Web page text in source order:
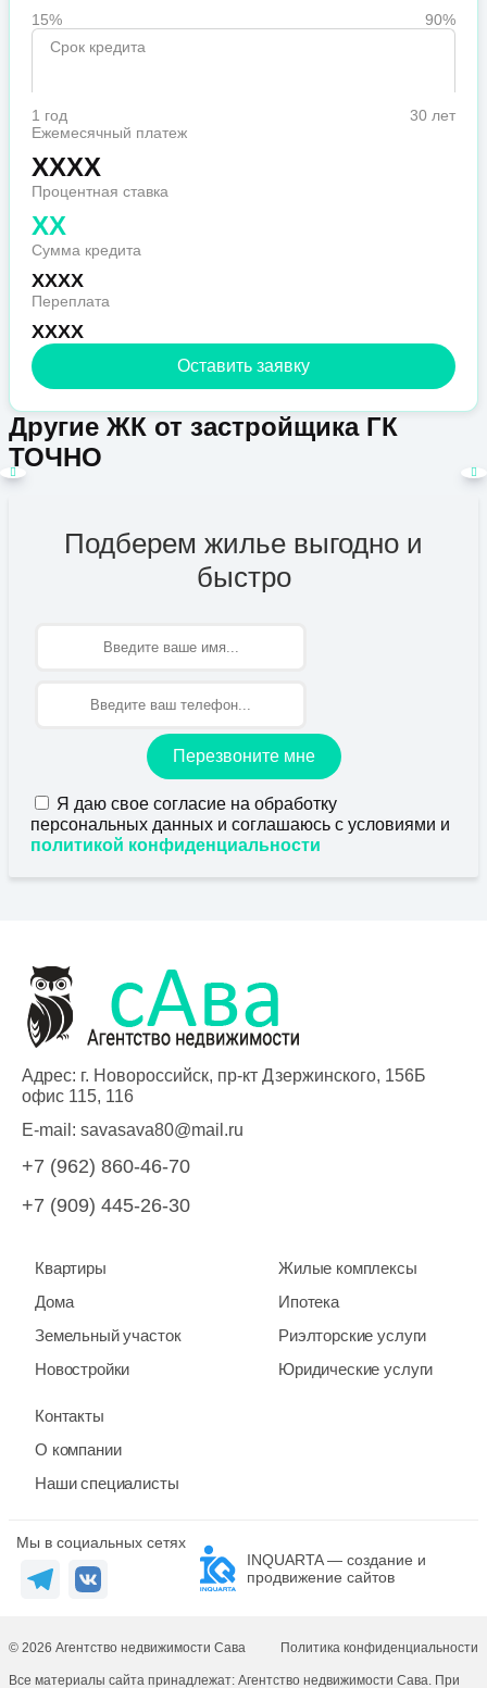
15%
90%
Срок кредита
1 год
30 лет
Ежемесячный платеж
XXXX
Процентная ставка
XX
Сумма кредита
XXXX
Переплата
XXXX
Оставить заявку
Другие ЖК от застройщика ГК
ТОЧНО
Подберем жилье выгодно и
быстро
Перезвоните мне
Я даю свое согласие на обработку
персональных данных и соглашаюсь с условиями и
политикой конфиденциальности
Адрес: г. Новороссийск, пр-кт Дзержинского, 156Б
офис 115, 116
E-mail: savasava80@mail.ru
+7 (962) 860-46-70
+7 (909) 445-26-30
Квартиры
Дома
Земельный участок
Новостройки
Жилые комплексы
Ипотека
Риэлторские услуги
Юридические услуги
Контакты
О компании
Наши специалисты
Мы в социальных сетях
INQUARTA — создание и
продвижение сайтов
© 2026 Агентство недвижимости Сава Политика конфиденциальности
Все материалы сайта принадлежат: Агентство недвижимости Сава. При